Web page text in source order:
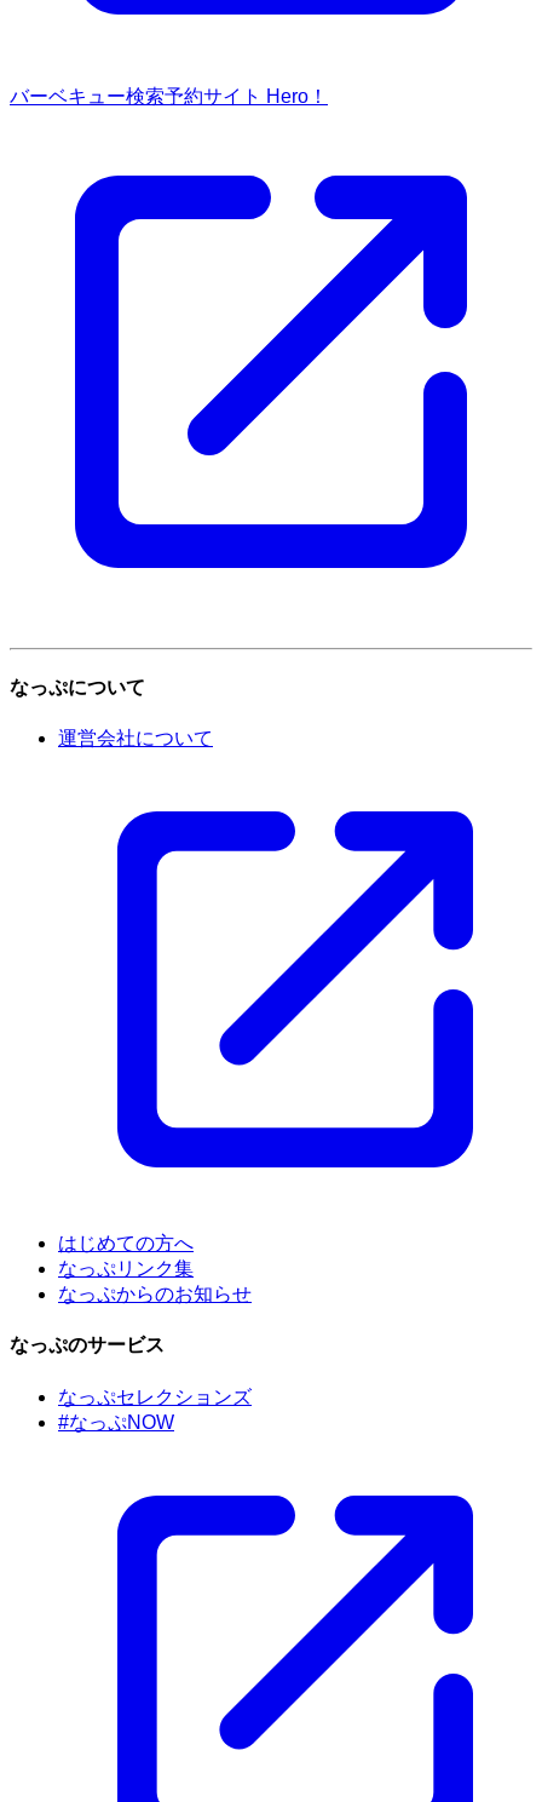
バーベキュー検索予約サイト Hero！
なっぷについて
運営会社について
はじめての方へ
なっぷリンク集
なっぷからのお知らせ
なっぷのサービス
なっぷセレクションズ
#なっぷNOW